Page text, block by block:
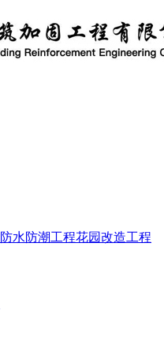
防水防潮工程花园改造工程